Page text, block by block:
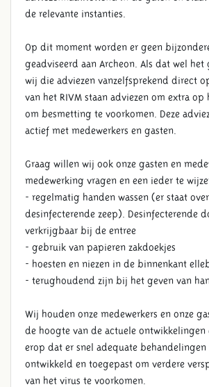
de relevante instanties.
Op dit moment worden er geen
geadviseerd aan Archeon. Als dat wel het
wij die adviezen vanzelfsprekend direct
van het RIVM staan adviezen om extra
om besmetting te voorkomen. Deze
actief met medewerkers en gasten.
Graag willen wij ook onze gasten en
medewerking vragen en een ieder te
- regelmatig handen wassen (er staat
desinfecterende zeep). Desinfecterende
verkrijgbaar bij de entree
- gebruik van papieren zakdoekjes
- hoesten en niezen in de binnenkant
- terughoudend zijn bij het geven van
Wij houden onze medewerkers en onze
de hoogte van de actuele ontwikkelingen
erop dat er snel adequate behandelingen
ontwikkeld en toegepast om verdere
van het virus te voorkomen.